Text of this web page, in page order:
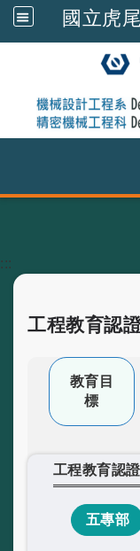
國立虎
:::
工程教育認
教育目
標
工程教育認
五專部